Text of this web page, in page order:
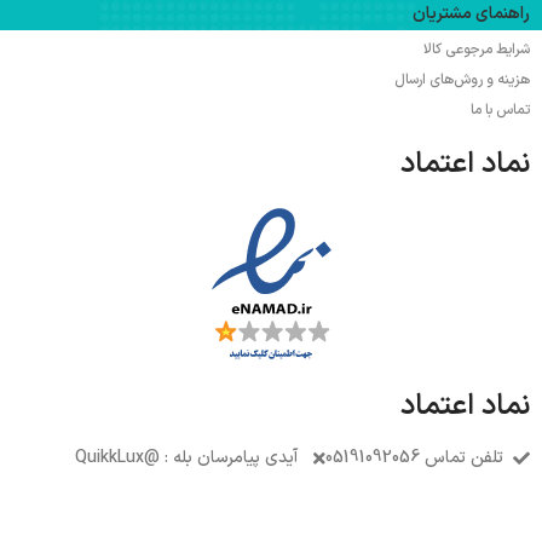
راهنمای مشتریان
شرایط مرجوعی کالا
هزینه و روش‌های ارسال
تماس با ما
نماد اعتماد
نماد اعتماد
تلفن تماس 05191092056 آیدی پیامرسان بله : @QuikkLux